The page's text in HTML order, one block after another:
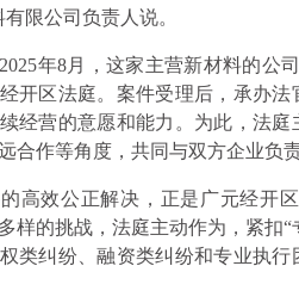
限公司负责人说。
年8月，这家主营新材料的公
开区法庭。案件受理后，承办
经营的意愿和能力。为此，法
合作等角度，共同与双方企业负
高效公正解决，正是广元经开
样的挑战，法庭主动作为，紧扣
类纠纷、融资类纠纷和专业执